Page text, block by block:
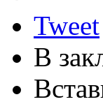
Tweet
В